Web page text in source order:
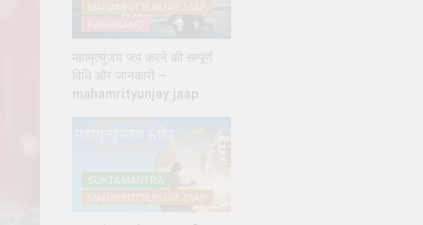
MAHAMRITYUNJAY JAAP
महामृत्युंजय जप करने की सम्पूर्ण
विधि और जानकारी –
mahamrityunjay jaap
SUKTA MANTRA
MAHAMRITYUNJAY JAAP